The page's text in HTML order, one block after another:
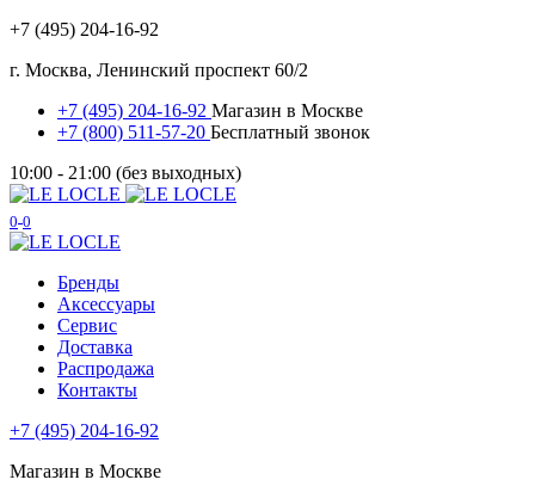
+7 (495) 204-16-92
г. Москва, Ленинский проспект 60/2
+7 (495) 204-16-92 Магазин в Москве
+7 (800) 511-57-20 Бесплатный звонок
10:00 - 21:00 (без выходных)
0 0
Бренды
Аксессуары
Сервис
Доставка
Распродажа
Контакты
+7 (495) 204-16-92
Магазин в Москве